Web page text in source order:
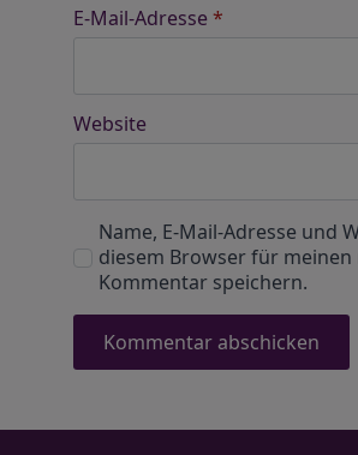
E-Mail-Adresse *
Website
Name, E-Mail-Adresse und
diesem Browser für meinen
Kommentar speichern.